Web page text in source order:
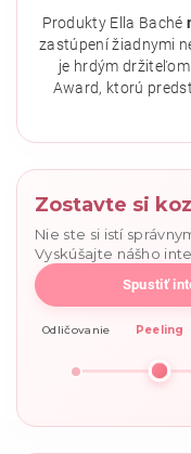
Produkty Ella Baché
zastúpení žiadnymi
je hrdým
Award, ktorú
Zostavte si
Nie ste si istí
Vyskúšajte nášho
Spustiť
Odličovanie Peeling